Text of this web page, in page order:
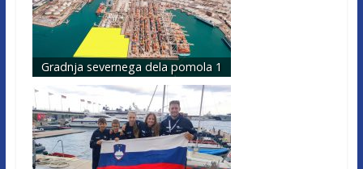
Gradnja severnega dela pomola 1